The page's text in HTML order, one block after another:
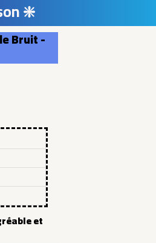
❇️
Bruit -
et